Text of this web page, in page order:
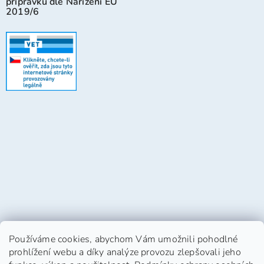
Používáme cookies, abychom Vám umožnili pohodlné
prohlížení webu a díky analýze provozu zlepšovali jeho
2019/6